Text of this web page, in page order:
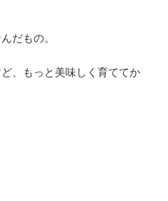
だもの。
、もっと美味しく育ててか